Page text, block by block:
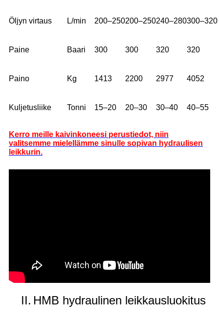
Öljyn virtaus L/min 200–250200–250240–280300–320
Paine Baari 300 300 320 320
Paino Kg 1413 2200 2977 4052
Kuljetusliike Tonni 15–20 20–30 30–40 40–55
Kerro meille kaivinkoneesi perustiedot, niin
valitsemme mielellämme sinulle sopivan hydraulisen
leikkurin.
II. HMB hydraulinen leikkausluokitus